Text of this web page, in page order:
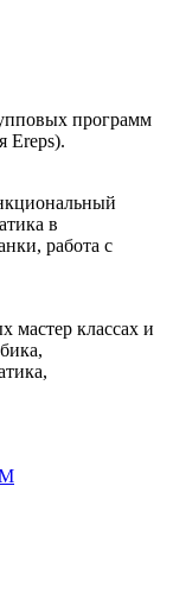
программ
Ereps).
в
работа с
мастер классах и